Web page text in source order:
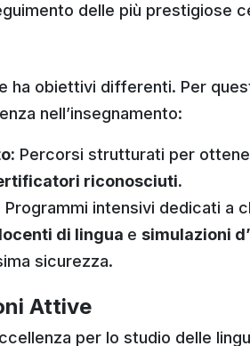
delle più prestigiose
ha obiettivi differenti. Per
nell’insegnamento:
Percorsi strutturati per
riconosciuti.
Programmi intensivi dedicati a
di lingua e simulazioni
sicurezza.
Attive
per lo studio delle